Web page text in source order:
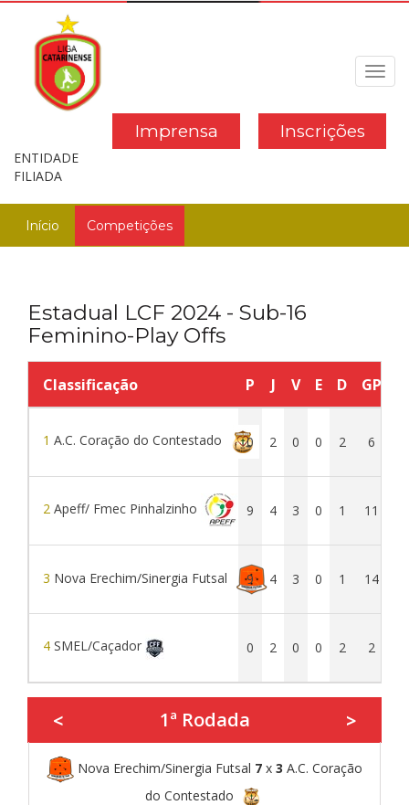
Inscrições
Imprensa
ENTIDADE
FILIADA
Início Competições
Estadual LCF 2024 - Sub-16
Feminino-Play Offs
Classificação P J V E D GP
1 A.C. Coração do Contestado 0 2 0 0 2 6
2 Apeff/ Fmec Pinhalzinho 9 4 3 0 1 11
3 Nova Erechim/Sinergia Futsal 9 4 3 0 1 14
4 SMEL/Caçador 0 2 0 0 2 2
< 1ª Rodada >
Nova Erechim/Sinergia Futsal 7 x 3 A.C. Coração
do Contestado